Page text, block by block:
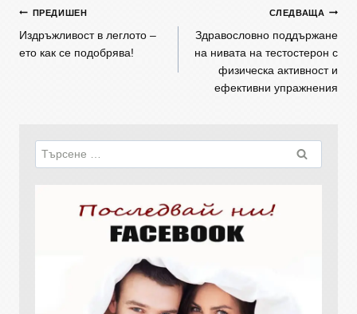
ПРЕДИШЕН
Издръжливост в леглото –
ето как се подобрява!
СЛЕДВАЩА
Здравословно поддържане
на нивата на тестостерон с
физическа активност и
ефективни упражнения